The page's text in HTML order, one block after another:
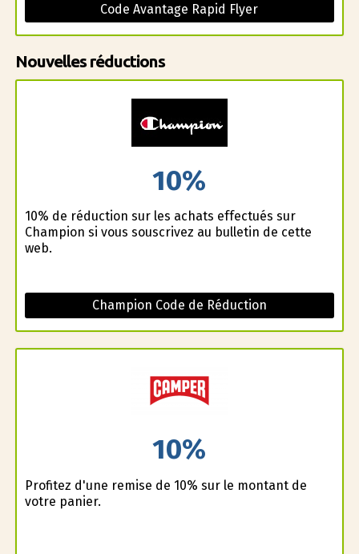
Code Avantage Rapid Flyer
Nouvelles réductions
10%
10% de réduction sur les achats effectués sur
Champion si vous souscrivez au bulletin de cette
web.
Champion Code de Réduction
10%
Profitez d'une remise de 10% sur le montant de
votre panier.